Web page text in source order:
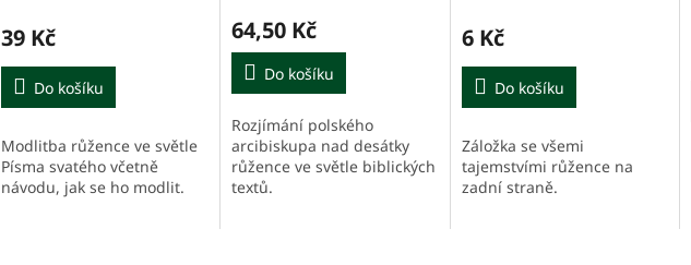
produktu
je
4,5
hvězdiček.
39 Kč
Do košíku
Modlitba růžence ve světle
Písma svatého včetně
návodu, jak se ho modlit.
64,50 Kč
Do košíku
Rozjímání polského
arcibiskupa nad desátky
růžence ve světle biblických
textů.
6 Kč
Do košíku
Záložka se všemi
tajemstvími růžence na
zadní straně.